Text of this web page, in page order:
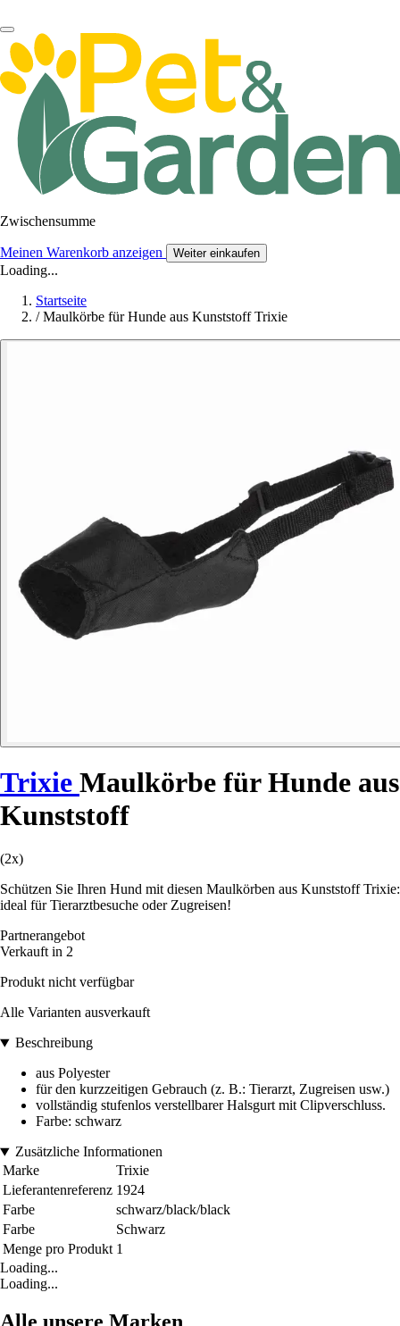
Zwischensumme
Meinen Warenkorb anzeigen Weiter einkaufen
Loading...
Startseite
/ Maulkörbe für Hunde aus Kunststoff Trixie
Trixie Maulkörbe für Hunde aus
Kunststoff
(2x)
Schützen Sie Ihren Hund mit diesen Maulkörben aus Kunststoff Trixie:
ideal für Tierarztbesuche oder Zugreisen!
Partnerangebot
Verkauft in 2
Produkt nicht verfügbar
Alle Varianten ausverkauft
Beschreibung
aus Polyester
für den kurzzeitigen Gebrauch (z. B.: Tierarzt, Zugreisen usw.)
vollständig stufenlos verstellbarer Halsgurt mit Clipverschluss.
Farbe: schwarz
Zusätzliche Informationen
Marke
Trixie
Lieferantenreferenz 1924
Farbe
schwarz/black/black
Farbe
Schwarz
Menge pro Produkt 1
Loading...
Loading...